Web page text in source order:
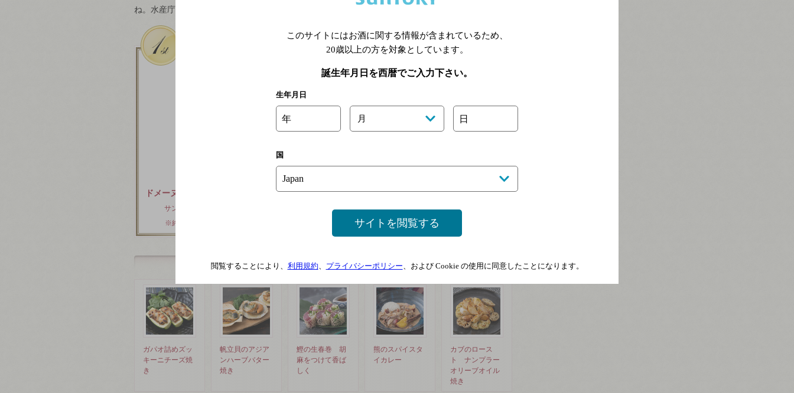
ね。水産庁のサイトにマグロに関する様々なデータが掲載されています。
ドメーヌ ジェラール ミレ
サンセール ブラン
※終売しました。
ラ マンチャ デ ビエント ウィリアム フェーブル
シャブリ
一覧を見る
ガパオ詰めズッ
キーニチーズ焼
き
帆立貝のアジア
ンハーブバター
焼き
鰹の生春巻 胡
麻をつけて香ば
しく
熊のスパイスタ
イカレー
カブのロース
ト ナンプラー
オリーブオイル
焼き
このサイトにはお酒に関する情報が含まれているため、
20歳以上の方を対象としています。
誕生年月日を西暦でご入力下さい。
生年月日
年 月 日
国
サイトを閲覧する
閲覧することにより、 利用規約 プライバシーポリシー 、および Cookie の使用に同意したことになります。